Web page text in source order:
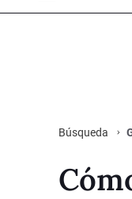
Búsqueda